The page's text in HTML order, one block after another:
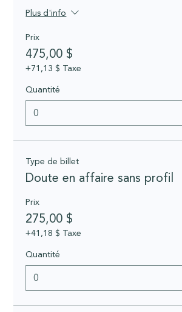
Plus d'info
Prix
475,00 $
+71,13 $ Taxe
Quantité
Type de billet
Doute en affaire sans profil
Prix
275,00 $
+41,18 $ Taxe
Quantité